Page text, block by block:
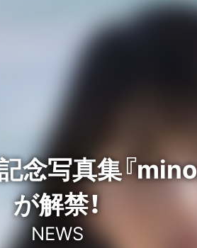
写真集『
が解禁！
NEWS